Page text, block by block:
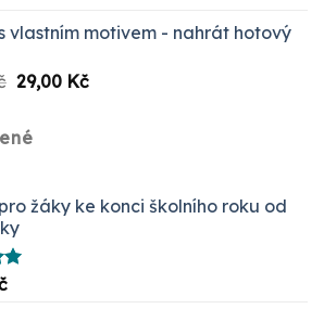
vlastním motivem - nahrát hotový
Původní
byla:
87,00 Kč.
29,00 KčAktuální
žáky ke konci školního roku od